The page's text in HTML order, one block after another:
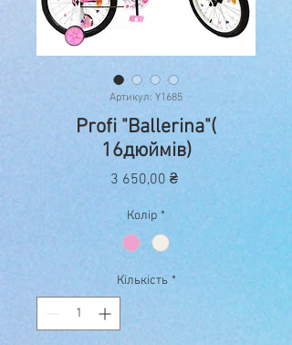
Артикул: Y1685
Profi "Ballerina"(
16дюймів)
3 650,00 ₴Ціна
Колір *
Кількість *